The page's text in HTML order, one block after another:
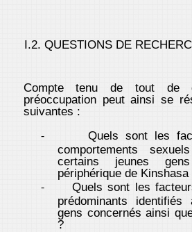
I.2. QUESTIONS DE
Compte tenu de tout de
préoccupation peut ainsi se
suivantes :
-
Quels sont les
comportements
certains jeunes
périphérique de Kinshasa
-
Quels sont les
prédominants
gens concernés ainsi
?